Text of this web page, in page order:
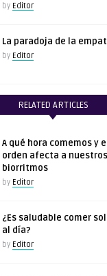
by Editor
La paradoja de la
by Editor
RELATED ARTICLES
A qué hora comemos y
orden afecta a nuestros
biorritmos
by Editor
¿Es saludable comer
al día?
by Editor